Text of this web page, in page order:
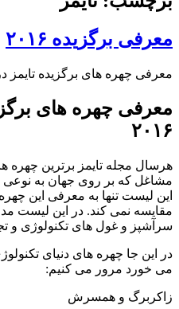
معرفی برگزیده ۲۰۱۶
معرفی چهره های برگزیده تایمز در
معرفی چهره های
۲۰۱۶
هرسال مجله تایمز برترین چهره
مشاغل که بر روی جهان به نوعی
این لیست تنها به معرفی این
مقایسه نمی کند. در این لیست
سرآشپز و غول های تکنولوژی و
در این جا چهره های دنیای
می خورد مرور می کنیم:
زاکربرگ و همسرش